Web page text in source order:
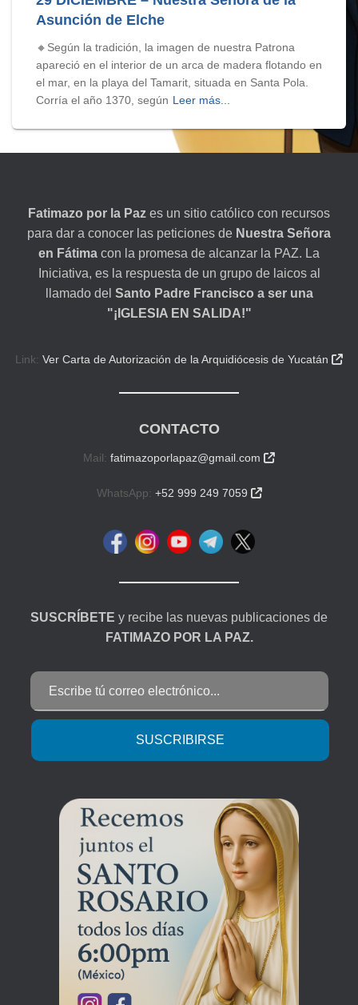
Asunción de Elche
🔸Según la tradición, la imagen de nuestra Patrona
apareció en el interior de un arca de madera flotando en
el mar, en la playa del Tamarit, situada en Santa Pola.
Corría el año 1370, según Leer más...
Fatimazo por la Paz es un sitio católico con recursos
para dar a conocer las peticiones de Nuestra Señora
en Fátima con la promesa de alcanzar la PAZ. La
Iniciativa, es la respuesta de un grupo de laicos al
llamado del Santo Padre Francisco a ser una
"¡IGLESIA EN SALIDA!"
Link: Ver Carta de Autorización de la Arquidiócesis de Yucatán 
CONTACTO
Mail: fatimazoporlapaz@gmail.com 
WhatsApp: +52 999 249 7059 
SUSCRÍBETE y recibe las nuevas publicaciones de
FATIMAZO POR LA PAZ.
SUSCRIBIRSE